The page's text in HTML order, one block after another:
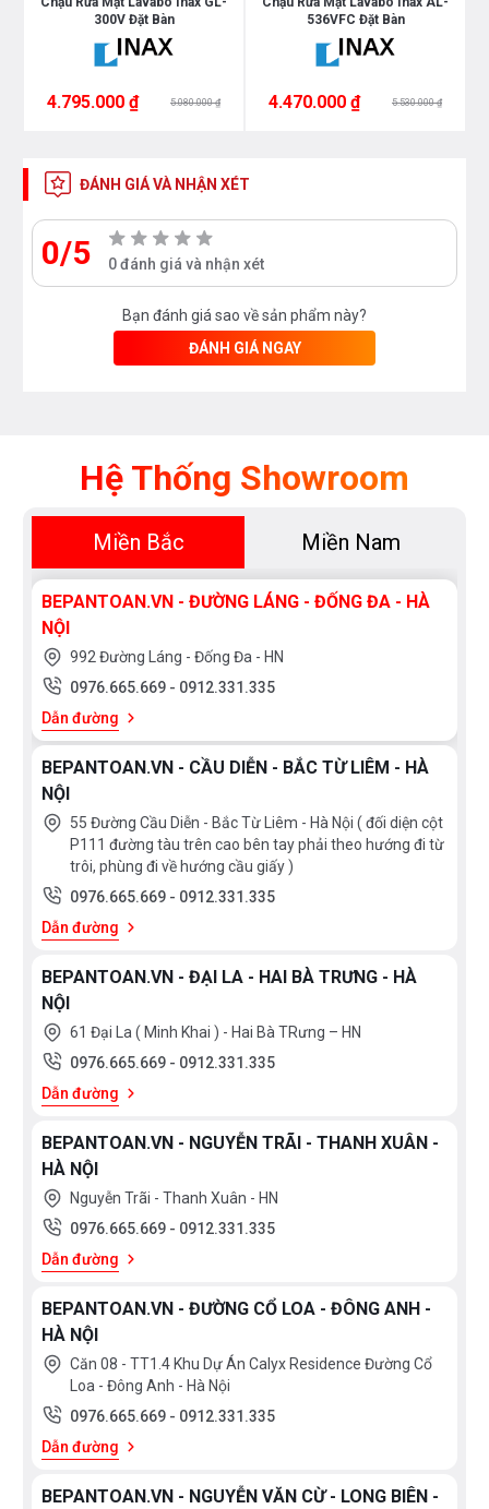
300V Đặt Bàn
4.795.000 ₫ 5.080.000 ₫
536VFC Đặt Bàn
4.470.000 ₫ 5.530.000 ₫
ĐÁNH GIÁ VÀ NHẬN XÉT
0/5 0 đánh giá và nhận xét
Bạn đánh giá sao về sản phẩm này?
ĐÁNH GIÁ NGAY
Hệ Thống Showroom
Miền Bắc Miền Nam
BEPANTOAN.VN - ĐƯỜNG LÁNG - ĐỐNG ĐA - HÀ
NỘI
992 Đường Láng - Đống Đa - HN
0976.665.669 - 0912.331.335
Dẫn đường
BEPANTOAN.VN - CẦU DIỄN - BẮC TỪ LIÊM - HÀ
NỘI
55 Đường Cầu Diễn - Bắc Từ Liêm - Hà Nội ( đối diện cột
P111 đường tàu trên cao bên tay phải theo hướng đi từ
trôi, phùng đi về hướng cầu giấy )
0976.665.669 - 0912.331.335
Dẫn đường
BEPANTOAN.VN - ĐẠI LA - HAI BÀ TRƯNG - HÀ
NỘI
61 Đại La ( Minh Khai ) - Hai Bà TRưng – HN
0976.665.669 - 0912.331.335
Dẫn đường
BEPANTOAN.VN - NGUYỄN TRÃI - THANH XUÂN -
HÀ NỘI
Nguyễn Trãi - Thanh Xuân - HN
0976.665.669 - 0912.331.335
Dẫn đường
BEPANTOAN.VN - ĐƯỜNG CỔ LOA - ĐÔNG ANH -
HÀ NỘI
Căn 08 - TT1.4 Khu Dự Án Calyx Residence Đường Cổ
Loa - Đông Anh - Hà Nội
0976.665.669 - 0912.331.335
Dẫn đường
BEPANTOAN.VN - NGUYỄN VĂN CỪ - LONG BIÊN -